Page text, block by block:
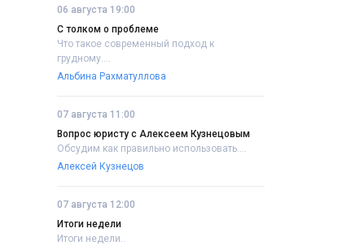
06 августа 19:00
С толком о проблеме
Что такое современный подход к
грудному....
Альбина Рахматуллова
07 августа 11:00
Вопрос юристу с Алексеем Кузнецовым
Обсудим как правильно использовать....
Алексей Кузнецов
07 августа 12:00
Итоги недели
Итоги недели..